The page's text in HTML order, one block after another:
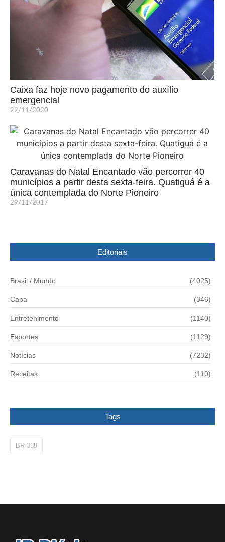
Caixa faz hoje novo pagamento do auxílio
emergencial
22/11/2020
Caravanas do Natal Encantado vão percorrer 40
municípios a partir desta sexta-feira. Quatiguá é a
única contemplada do Norte Pioneiro
29/11/2017
Editoriais
Brasil / Mundo (4025)
Capa (346)
Entretenimento (1140)
Esportes (1129)
Notícias (7232)
Receitas (110)
Tags
BR-369